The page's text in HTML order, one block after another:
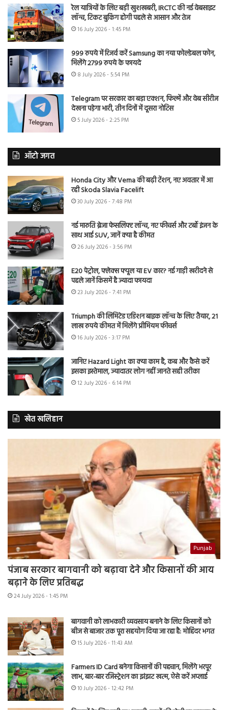
रेल यात्रियों के लिए बड़ी खुशखबरी, IRCTC की नई वेबसाइट
लॉन्च, टिकट बुकिंग होगी पहले से आसान और तेज
16 July 2026 - 1:45 PM
999 रुपये में रिजर्व करें Samsung का नया फोल्डेबल फोन,
मिलेंगे 2799 रुपये के फायदे
8 July 2026 - 5:54 PM
Telegram पर सरकार का बड़ा एक्शन, फिल्में और वेब सीरीज
देखना पड़ेगा भारी, तीन दिनों में दूसरा नोटिस
5 July 2026 - 2:25 PM
ऑटो जगत
Honda City और Verna की बढ़ी टेंशन, नए अवतार में आ
रही Skoda Slavia Facelift
30 July 2026 - 7:48 PM
नई मारुति ब्रेजा फेसलिफ्ट लॉन्च, नए फीचर्स और टर्बो इंजन के
साथ आई SUV, जानें क्या है कीमत
26 July 2026 - 3:56 PM
E20 पेट्रोल, फ्लेक्स फ्यूल या EV कार? नई गाड़ी खरीदने से
पहले जानें किसमें है ज्यादा फायदा
23 July 2026 - 7:41 PM
Triumph की लिमिटेड एडिशन बाइक लॉन्च के लिए तैयार, 21
लाख रुपये कीमत में मिलेंगे प्रीमियम फीचर्स
16 July 2026 - 3:17 PM
जानिए Hazard Light का क्या काम है, कब और कैसे करें
इसका इस्तेमाल, ज्यादातर लोग नहीं जानते सही तरीका
12 July 2026 - 6:14 PM
खेत खलिहान
Punjab
पंजाब सरकार बागवानी को बढ़ावा देने और किसानों की आय
बढ़ाने के लिए प्रतिबद्ध
24 July 2026 - 1:45 PM
बागवानी को लाभकारी व्यवसाय बनाने के लिए किसानों को
बीज से बाजार तक पूरा सहयोग दिया जा रहा है: मोहिंदर भगत
15 July 2026 - 11:43 AM
Farmers ID Card बनेगा किसानों की पहचान, मिलेंगे भरपूर
लाभ, बार-बार रजिस्ट्रेशन का झंझट खत्म, ऐसे करें अप्लाई
10 July 2026 - 12:42 PM